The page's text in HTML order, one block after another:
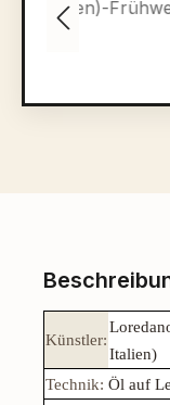
Künstler:
Italien)
Technik: Öl auf